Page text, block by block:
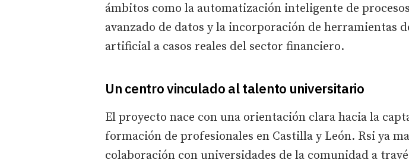
ámbitos como la automatización inteligente de
avanzado de datos y la incorporación de herramientas
artificial a casos reales del sector financiero.
Un centro vinculado al talento universitario
El proyecto nace con una orientación clara hacia la
formación de profesionales en Castilla y León. Rsi ya
colaboración con universidades de la comunidad a